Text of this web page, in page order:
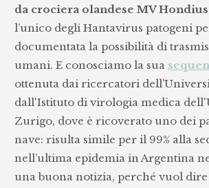
da crociera olandese MV Hondius
l’unico degli Hantavirus patogeni
documentata la possibilità di
umani. E conosciamo la sua
ottenuta dai ricercatori
dall'Istituto di virologia medica
Zurigo, dove è ricoverato uno dei
nave: risulta simile per il 99% alla
nell’ultima epidemia in Argentina
una buona notizia, perché vuol